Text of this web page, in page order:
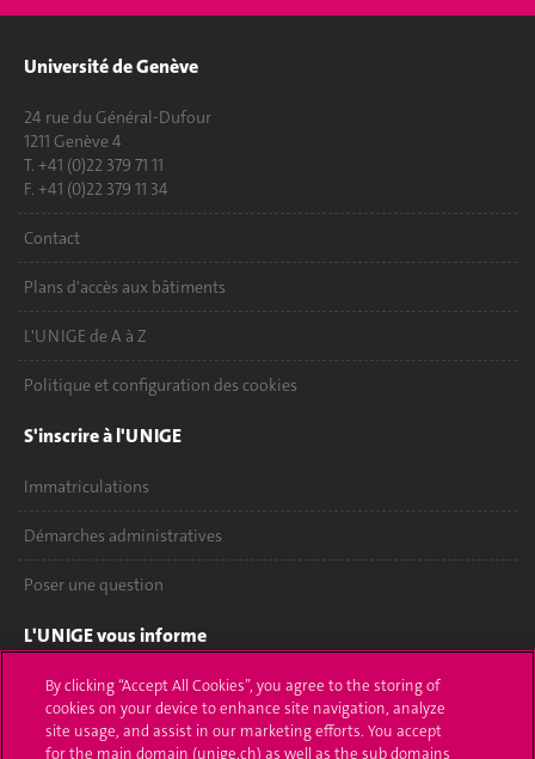
Université de Genève
24 rue du Général-Dufour
1211 Genève 4
T. +41 (0)22 379 71 11
F. +41 (0)22 379 11 34
Contact
Plans d'accès aux bâtiments
L'UNIGE de A à Z
Politique et configuration des cookies
S'inscrire à l'UNIGE
Immatriculations
Démarches administratives
Poser une question
L'UNIGE vous informe
UNIGE Mobile
Médias
By clicking “Accept All Cookies”, you agree to the storing of
cookies on your device to enhance site navigation, analyze
site usage, and assist in our marketing efforts. You accept
for the main domain (unige.ch) as well as the sub domains